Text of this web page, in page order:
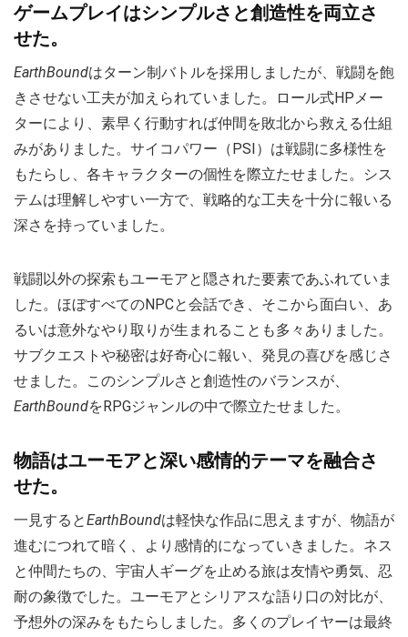
ゲームプレイはシンプルさと創造性を両立さ
せた。
EarthBoundはターン制バトルを採用しましたが、戦闘を飽
きさせない工夫が加えられていました。ロール式HPメー
ターにより、素早く行動すれば仲間を敗北から救える仕組
みがありました。サイコパワー（PSI）は戦闘に多様性を
もたらし、各キャラクターの個性を際立たせました。シス
テムは理解しやすい一方で、戦略的な工夫を十分に報いる
深さを持っていました。
戦闘以外の探索もユーモアと隠された要素であふれていま
した。ほぼすべてのNPCと会話でき、そこから面白い、あ
るいは意外なやり取りが生まれることも多々ありました。
サブクエストや秘密は好奇心に報い、発見の喜びを感じさ
せました。このシンプルさと創造性のバランスが、
EarthBoundをRPGジャンルの中で際立たせました。
物語はユーモアと深い感情的テーマを融合さ
せた。
一見するとEarthBoundは軽快な作品に思えますが、物語が
進むにつれて暗く、より感情的になっていきました。ネス
と仲間たちの、宇宙人ギーグを止める旅は友情や勇気、忍
耐の象徴でした。ユーモアとシリアスな語り口の対比が、
予想外の深みをもたらしました。多くのプレイヤーは最終